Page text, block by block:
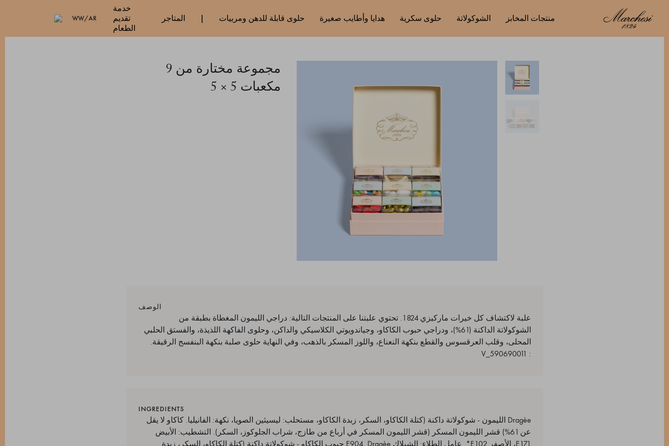
منتجات المخابز الشوكولاتة حلوى سكرية هدايا وأطايب صغيرة حلوى قابلة للدهن ومربيات المتاجر
خدمة
تقديم
الطعام
WW/AR
مجموعة مختارة من 9
مكعبات 5 × 5
الوصف
علبة لاكتشاف كل خيرات ماركيزي 1824. تحتوي علبتنا على المنتجات التالية: دراجي الليمون المغطاة بطبقة من
الشوكولاتة الداكنة (61%)، ودراجي حبوب الكاكاو، وجياندويوتي الكلاسيكي والداكن، وحلوى الفاكهة اللذيذة، والفستق الحلبي
المحلى، وقلب العرقسوس والقطع بنكهة النعناع، واللوز المسكر بالذهب، وفي النهاية حلوى صلبة بنكهة البنفسج الرقيقة.
: 590690011_V
INGREDIENTS
Dragèe الليمون - شوكولاتة داكنة (كتلة الكاكاو، السكر، زبدة الكاكاو، مستحلب: ليسيثين الصويا، نكهة: الفانيليا. كاكاو لا يقل
عن 61%) قشر الليمون المسكر (قشر الليمون المسكر في أرباع من طازج، شراب الجلوكوز، السكر). التشطيب: الأبيض
E171، الأصفر E102*. عامل الطلاء: الشيلاك E904. Dragèe حبوب الكاكاو - شوكولاتة داكنة (كتلة الكاكاو، السكر، زبدة